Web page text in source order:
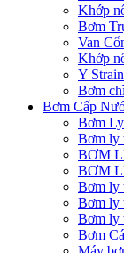
Khớp
Bơm
Van
Khớp
Y
Bơm
Bơm Cấp
Bơm
Bơm ly
BƠM
BƠM
Bơm ly
Bơm ly
Bơm ly
Bơm